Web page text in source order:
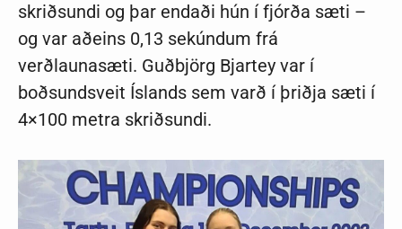
skriðsundi og þar endaði hún í fjórða sæti –
og var aðeins 0,13 sekúndum frá
verðlaunasæti. Guðbjörg Bjartey var í
boðsundsveit Íslands sem varð í þriðja sæti í
4×100 metra skriðsundi.